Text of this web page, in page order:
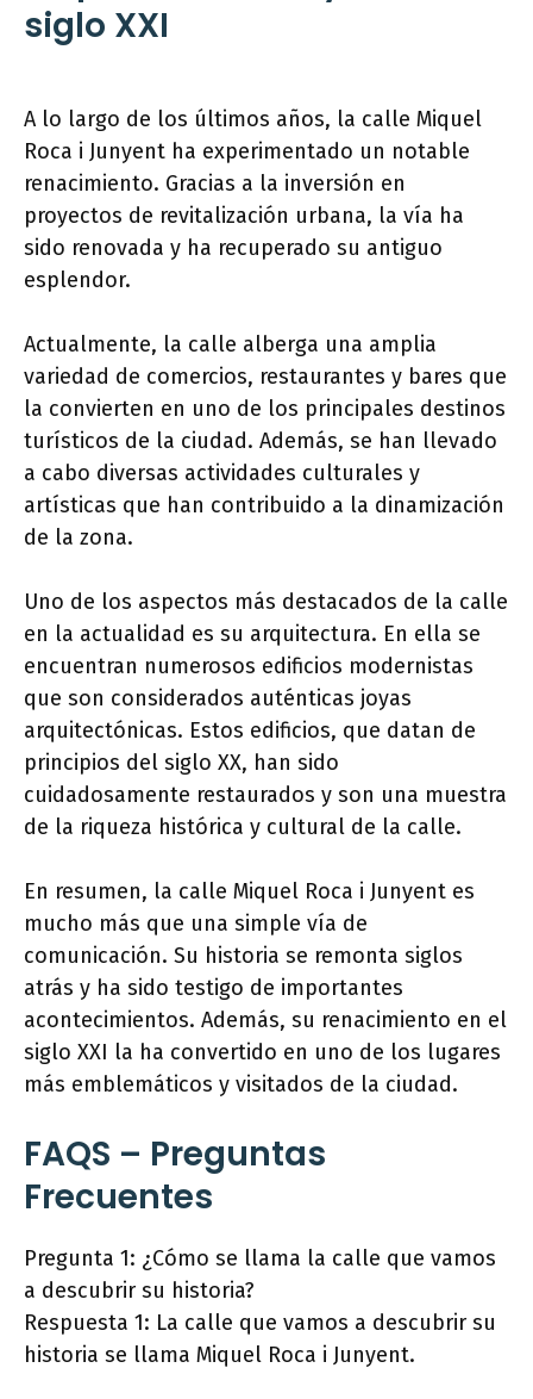
siglo XXI
A lo largo de los últimos años, la calle Miquel
Roca i Junyent ha experimentado un notable
renacimiento. Gracias a la inversión en
proyectos de revitalización urbana, la vía ha
sido renovada y ha recuperado su antiguo
esplendor.
Actualmente, la calle alberga una amplia
variedad de comercios, restaurantes y bares que
la convierten en uno de los principales destinos
turísticos de la ciudad. Además, se han llevado
a cabo diversas actividades culturales y
artísticas que han contribuido a la dinamización
de la zona.
Uno de los aspectos más destacados de la calle
en la actualidad es su arquitectura. En ella se
encuentran numerosos edificios modernistas
que son considerados auténticas joyas
arquitectónicas. Estos edificios, que datan de
principios del siglo XX, han sido
cuidadosamente restaurados y son una muestra
de la riqueza histórica y cultural de la calle.
En resumen, la calle Miquel Roca i Junyent es
mucho más que una simple vía de
comunicación. Su historia se remonta siglos
atrás y ha sido testigo de importantes
acontecimientos. Además, su renacimiento en el
siglo XXI la ha convertido en uno de los lugares
más emblemáticos y visitados de la ciudad.
FAQS – Preguntas
Frecuentes
Pregunta 1: ¿Cómo se llama la calle que vamos
a descubrir su historia?
Respuesta 1: La calle que vamos a descubrir su
historia se llama Miquel Roca i Junyent.